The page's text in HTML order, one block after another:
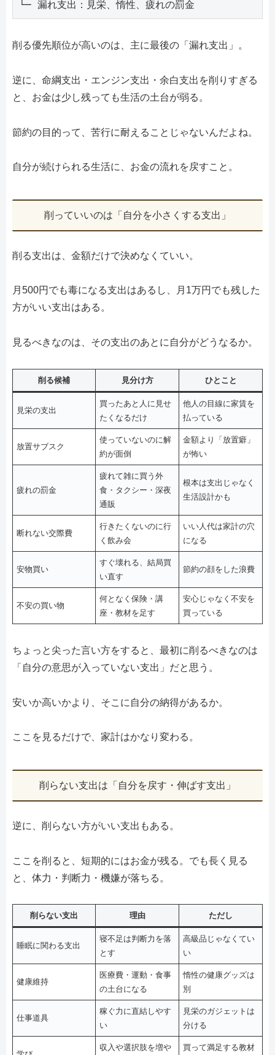
└─ 漏れ支出：見栄、惰性、疲れの罰金
削る優先順位が高いのは、主に最後の「漏れ支出」。
逆に、命綱支出・エンジン支出・余白支出を削りすぎる
と、お金は少し残っても生活の土台が弱る。
節約の目的って、苦行に耐えることじゃないんだよね。
自分が続けられる生活に、お金の流れを戻すこと。
削っていいのは「自分を小さくする支出」
削る支出は、金額だけで決めなくていい。
月500円でも毒になる支出はあるし、月1万円でも残した
方がいい支出はある。
見るべきなのは、その支出のあとに自分がどうなるか。
削る候補 見分け方 ひとこと
見栄の支出
買ったあと人に見せ
たくなるだけ
他人の目線に家賃を
払っている
放置サブスク
使っていないのに解
約が面倒
金額より「放置癖」
が怖い
疲れの罰金
疲れて雑に買う外
食・タクシー・深夜
通販
根本は支出じゃなく
生活設計かも
断れない交際費
行きたくないのに行
く飲み会
いい人代は家計の穴
になる
安物買い
すぐ壊れる、結局買
い直す
節約の顔をした浪費
不安の買い物
何となく保険・講
座・教材を足す
安心じゃなく不安を
買っている
ちょっと尖った言い方をすると、最初に削るべきなのは
「自分の意思が入っていない支出」だと思う。
安いか高いかより、そこに自分の納得があるか。
ここを見るだけで、家計はかなり変わる。
削らない支出は「自分を戻す・伸ばす支出」
逆に、削らない方がいい支出もある。
ここを削ると、短期的にはお金が残る。でも長く見る
と、体力・判断力・機嫌が落ちる。
削らない支出 理由 ただし
睡眠に関わる支出
寝不足は判断力を落
とす
高級品じゃなくてい
い
健康維持
医療費・運動・食事
の土台になる
惰性の健康グッズは
別
仕事道具
稼ぐ力に直結しやす
い
見栄のガジェットは
分ける
収入や選択肢を増や 買って満足する教材